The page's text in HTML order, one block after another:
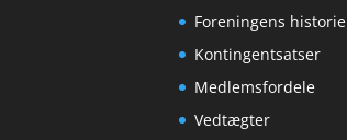
Foreningens historie
Kontingentsatser
Medlemsfordele
Vedtægter